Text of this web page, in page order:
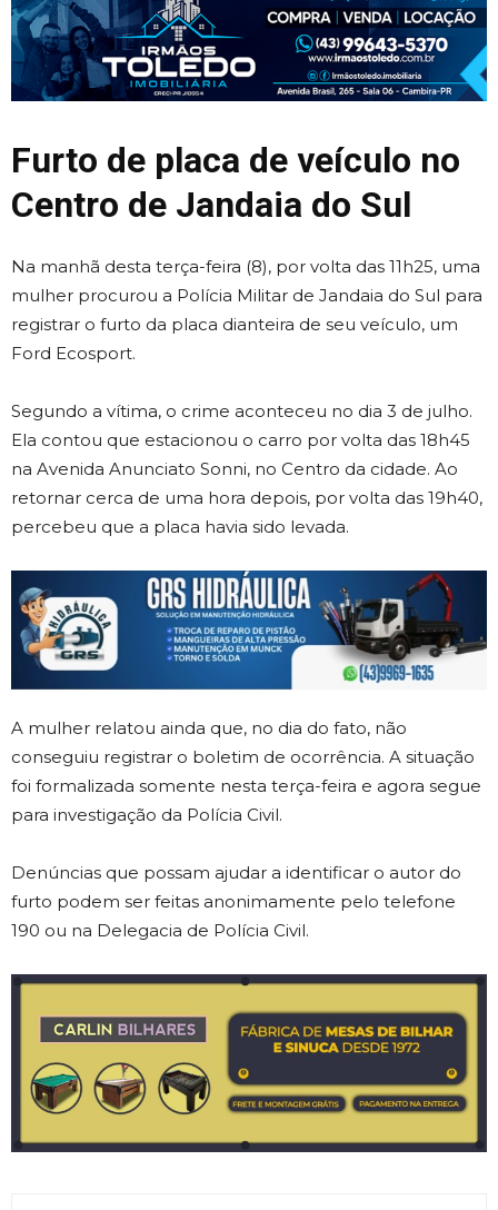
Furto de placa de veículo no
Centro de Jandaia do Sul
Na manhã desta terça-feira (8), por volta das 11h25, uma
mulher procurou a Polícia Militar de Jandaia do Sul para
registrar o furto da placa dianteira de seu veículo, um
Ford Ecosport.
Segundo a vítima, o crime aconteceu no dia 3 de julho.
Ela contou que estacionou o carro por volta das 18h45
na Avenida Anunciato Sonni, no Centro da cidade. Ao
retornar cerca de uma hora depois, por volta das 19h40,
percebeu que a placa havia sido levada.
A mulher relatou ainda que, no dia do fato, não
conseguiu registrar o boletim de ocorrência. A situação
foi formalizada somente nesta terça-feira e agora segue
para investigação da Polícia Civil.
Denúncias que possam ajudar a identificar o autor do
furto podem ser feitas anonimamente pelo telefone
190 ou na Delegacia de Polícia Civil.